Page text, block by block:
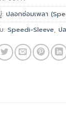
ปลอกซ่อมเพลา
: Speedi-Sleeve ป